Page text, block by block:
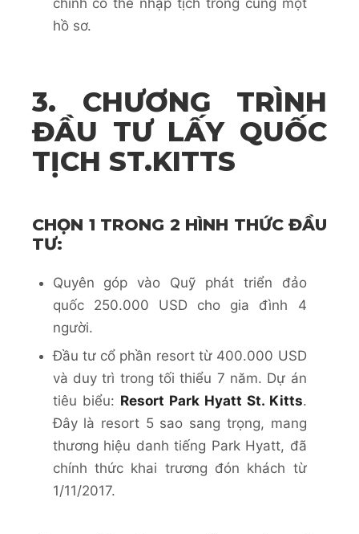
chính có thể nhập tịch trong cùng một
hồ sơ.
3. CHƯƠNG TRÌNH
ĐẦU TƯ LẤY QUỐC
TỊCH ST.KITTS
CHỌN 1 TRONG 2 HÌNH THỨC ĐẦU
TƯ:
Quyên góp vào Quỹ phát triển đảo
quốc 250.000 USD cho gia đình 4
người.
Đầu tư cổ phần resort từ 400.000 USD
và duy trì trong tối thiểu 7 năm. Dự án
tiêu biểu: Resort Park Hyatt St. Kitts.
Đây là resort 5 sao sang trọng, mang
thương hiệu danh tiếng Park Hyatt, đã
chính thức khai trương đón khách từ
1/11/2017.